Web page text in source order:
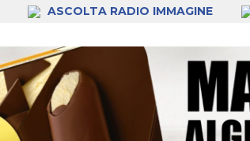
ASCOLTA RADIO IMMAGINE